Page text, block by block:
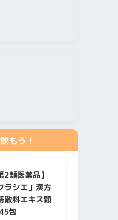
もう！
2類医薬品】
ラシエ」漢方
散料エキス顆
包